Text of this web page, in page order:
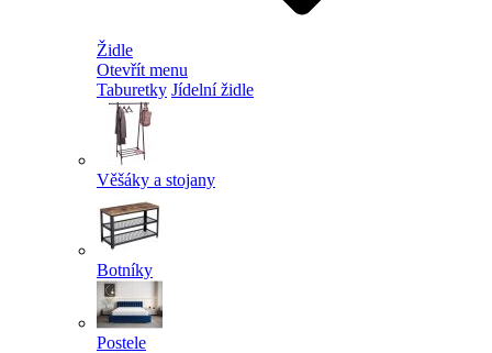
Židle
Otevřít menu
Taburetky Jídelní židle
Věšáky a stojany
Botníky
Postele